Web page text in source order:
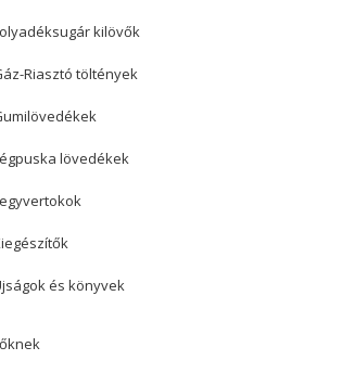
kilövők
Riasztó töltények
lövedékek
és könyvek